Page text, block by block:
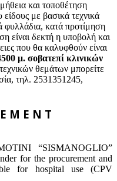
και τοποθέτηση
με βασικά τεχνικά
φυλλάδια, κατά προτίμηση
είναι δεκτή η υποβολή και
που θα καλυφθούν είναι
μ. σοβατεπί κλινικών
θεμάτων μπορείτε
τηλ. 2531351245,
M E N T
“SISMANOGLIO”
for the procurement and
for hospital use (CPV